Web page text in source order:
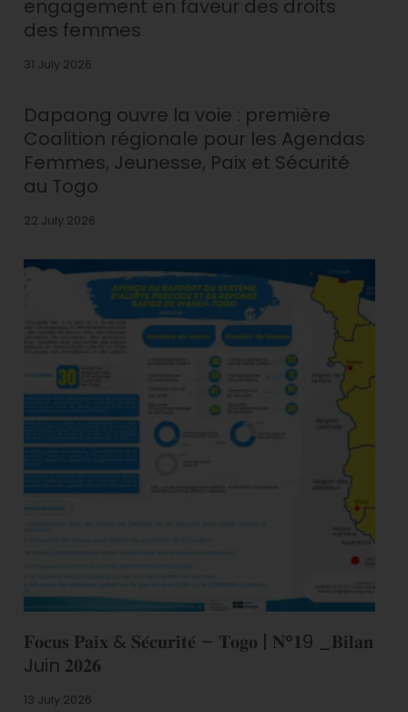
engagement en faveur des droits
des femmes
31 July 2026
Dapaong ouvre la voie : première
Coalition régionale pour les Agendas
Femmes, Jeunesse, Paix et Sécurité
au Togo
22 July 2026
𝐅𝐨𝐜𝐮𝐬 𝐏𝐚𝐢𝐱 & 𝐒𝐞́𝐜𝐮𝐫𝐢𝐭𝐞́ – 𝐓𝐨𝐠𝐨 | 𝐍°𝟏9 _𝐁𝐢𝐥𝐚𝐧
Juin 𝟐𝟎𝟐𝟔
13 July 2026